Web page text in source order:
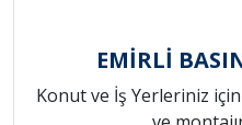
EMİRLİ
Konut ve İş Yerleriniz